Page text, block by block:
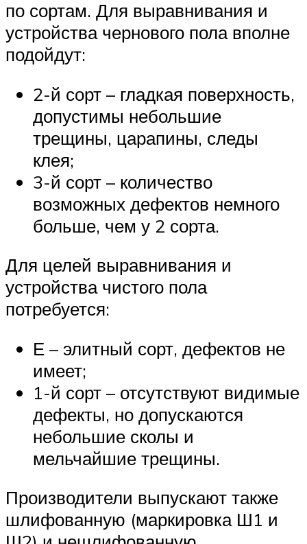
по сортам. Для выравнивания и
устройства чернового пола вполне
подойдут:
2-й сорт – гладкая поверхность,
допустимы небольшие
трещины, царапины, следы
клея;
3-й сорт – количество
возможных дефектов немного
больше, чем у 2 сорта.
Для целей выравнивания и
устройства чистого пола
потребуется:
Е – элитный сорт, дефектов не
имеет;
1-й сорт – отсутствуют видимые
дефекты, но допускаются
небольшие сколы и
мельчайшие трещины.
Производители выпускают также
шлифованную (маркировка Ш1 и